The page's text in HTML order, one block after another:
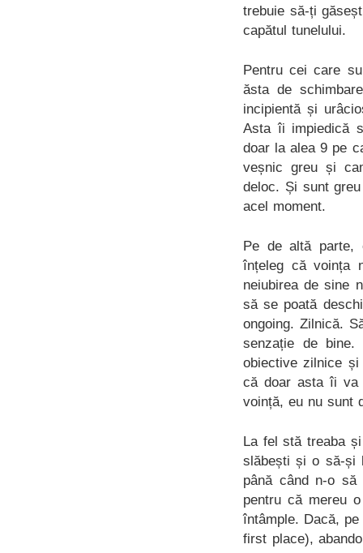
trebuie să-ți
capătul tunelului.
Pentru cei care
ăsta de
incipientă și
Asta îi impiedică
doar la alea 9 pe
veșnic greu și
deloc. Și sunt
acel moment.
Pe de altă parte,
înțeleg că voința
neiubirea de sine
să se poată
ongoing. Zilnică.
senzație de
obiective zilnice și
că doar asta îi va
voință, eu nu sunt
La fel stă treaba
slăbești și o să-și
până când n-o
pentru că mereu
întâmple. Dacă,
first place),